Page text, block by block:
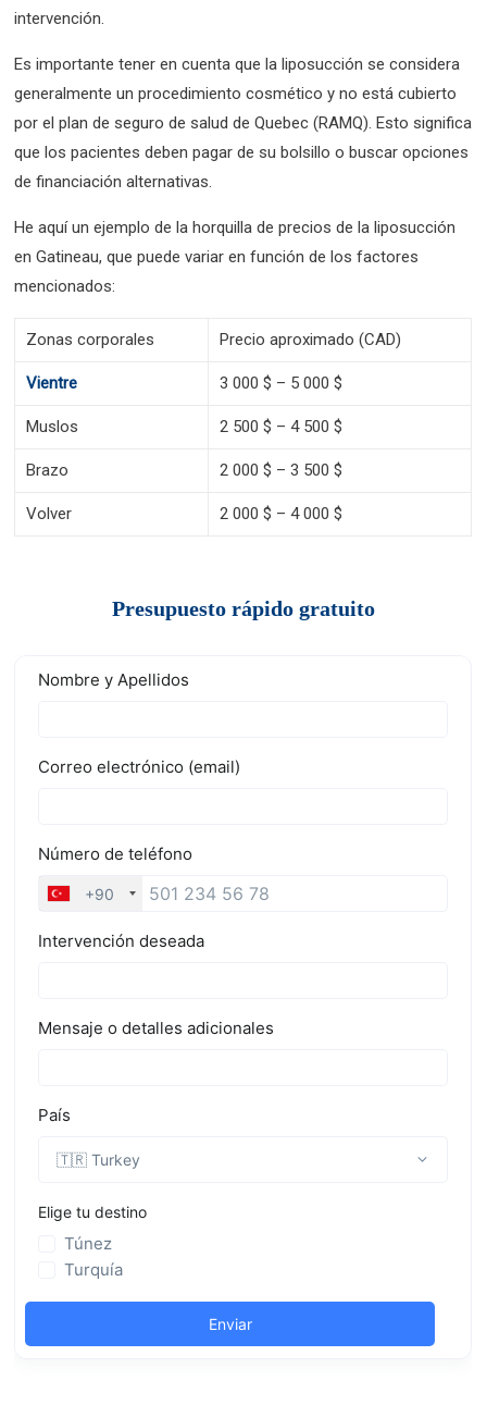
intervención.
Es importante tener en cuenta que la liposucción se considera
generalmente un procedimiento cosmético y no está cubierto
por el plan de seguro de salud de Quebec (RAMQ). Esto significa
que los pacientes deben pagar de su bolsillo o buscar opciones
de financiación alternativas.
He aquí un ejemplo de la horquilla de precios de la liposucción
en Gatineau, que puede variar en función de los factores
mencionados:
Zonas corporales Precio aproximado (CAD)
Vientre 3 000 $ – 5 000 $
Muslos 2 500 $ – 4 500 $
Brazo 2 000 $ – 3 500 $
Volver 2 000 $ – 4 000 $
Presupuesto rápido gratuito